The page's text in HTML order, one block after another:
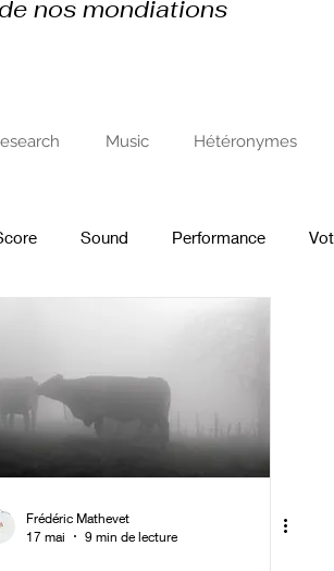
nos mondiations
Music Hétéronymes
Sound Performance
Frédéric Mathevet
17 mai
9 min de lecture